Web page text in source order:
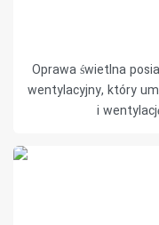
Oprawa świetlna
wentylacyjny, który
i